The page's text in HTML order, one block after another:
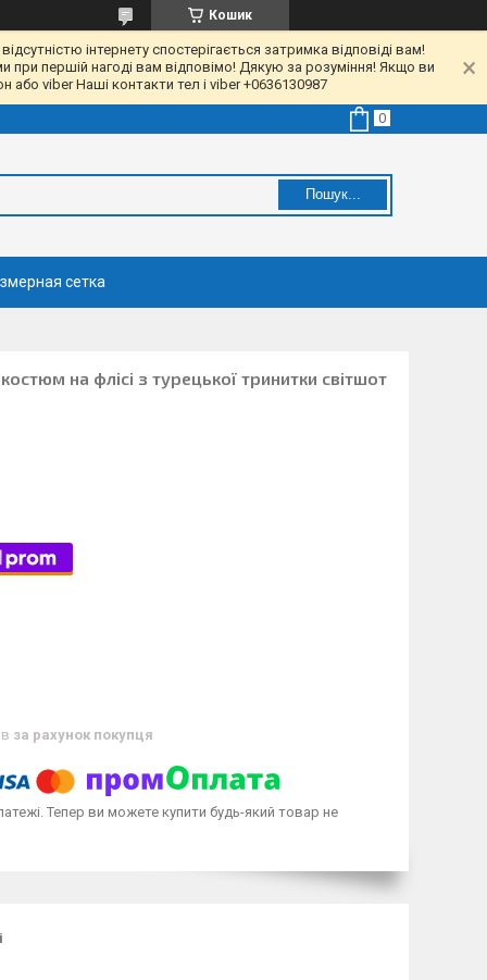
Кошик
інтернету спостерігається затримка відповіді вам!
при першій нагоді вам відповімо! Дякую за розуміння! Якщо ви
viber Наші контакти тел і viber +0636130987
Пошук...
сетка
на флісі з турецької тринитки світшот
за рахунок покупця
Тепер ви можете купити будь-який товар не